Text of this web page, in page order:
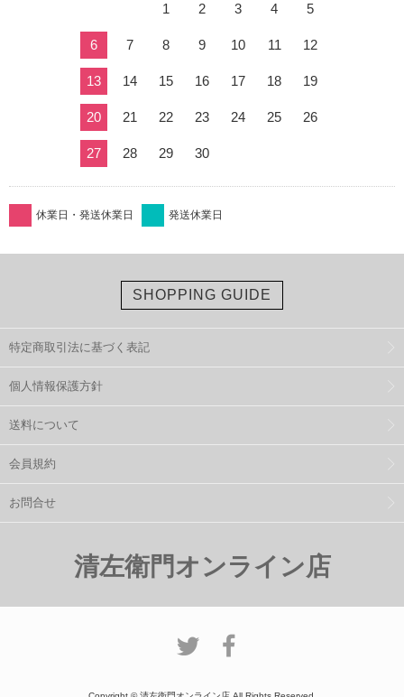
1
2 3 4 5
6 7 8 9 10 11 12
13 14 15 16 17 18 19
20 21 22 23 24 25 26
27 28 29 30
休業日・発送休業日 発送休業日
SHOPPING GUIDE
特定商取引法に基づく表記
個人情報保護方針
送料について
会員規約
お問合せ
清左衛門オンライン店